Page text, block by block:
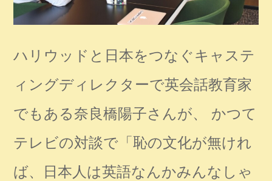
ハリウッドと日本をつなぐキャステ
ィングディレクターで英会話教育家
でもある奈良橋陽子さんが、 かつて
テレビの対談で「恥の文化が無けれ
ば、日本人は英語なんかみんなしゃ